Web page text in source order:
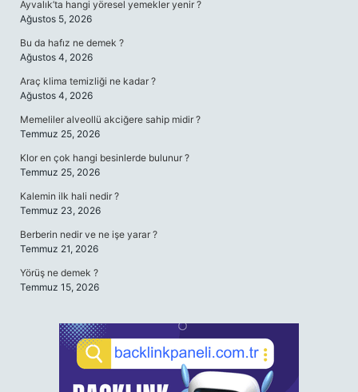
Ayvalık’ta hangi yöresel yemekler yenir ?
Ağustos 5, 2026
Bu da hafız ne demek ?
Ağustos 4, 2026
Araç klima temizliği ne kadar ?
Ağustos 4, 2026
Memeliler alveollü akciğere sahip midir ?
Temmuz 25, 2026
Klor en çok hangi besinlerde bulunur ?
Temmuz 25, 2026
Kalemin ilk hali nedir ?
Temmuz 23, 2026
Berberin nedir ve ne işe yarar ?
Temmuz 21, 2026
Yörüş ne demek ?
Temmuz 15, 2026